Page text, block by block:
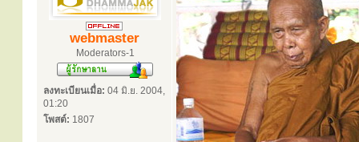
webmaster
Moderators-1
ลงทะเบียนเมื่อ: 04 มิ.ย. 2004,
01:20
โพสต์: 1807